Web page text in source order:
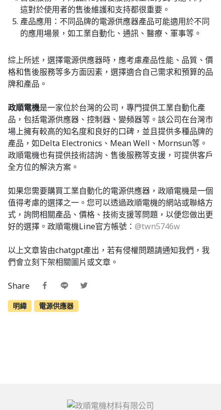
這對於使用者的售後維護和支持都很重要。
產品應用：不同品牌的電源供應器產品可能適用於不同
的應用場景，如工業自動化、通訊、醫療、軍事等。
綜上所述，選擇電源供應器時，應考慮產品性能、品質、價
格和售後服務等多方面因素，選擇適合自己需求和預算的品
牌和產品。
政順電機是一家位於台灣的公司，專門提供工業自動化產
品，包括電源供應器、控制器、變頻器等。該公司在台灣市
場上擁有較高的知名度和良好的口碑，並且提供多種品牌的
產品，如Delta Electronics、Mean Well、Mornsun等。
政順電機也有提供技術諮詢、售後服務等支援，可提供客戶
全方位的解決方案。
如果您需要購買工業自動化的電源供應器，政順電機是一個
值得考慮的選擇之一。您可以透過政順電機的網站或聯絡方
式，詢問相關產品、價格、技術支援等問題，以便您做出更
好的選擇。政順電機Line官方帳號： @twn5746w
以上文章皆由chatgpt產出，若有侵權問題請通知我們，我
們會立刻下架相關圖片或文章。
Share
明緯 電源供應器